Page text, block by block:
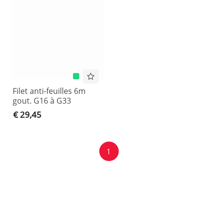
Filet anti-feuilles 6m
gout. G16 à G33
€ 29,45
1